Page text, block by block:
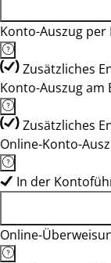
Konto-Auszug per
Zusätzliches
Konto-Auszug am
Zusätzliches
Online-Konto-
In der
Online-